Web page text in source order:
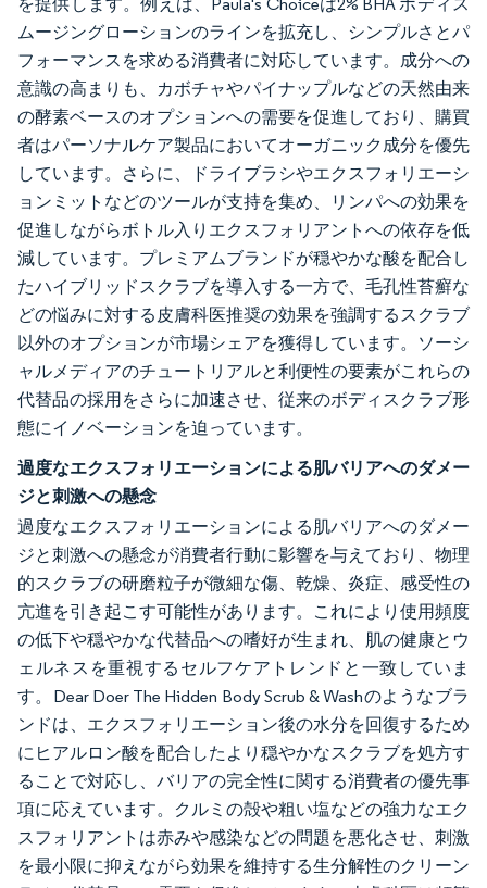
ムージングローションのラインを拡充し、シンプルさとパ
フォーマンスを求める消費者に対応しています。成分への
意識の高まりも、カボチャやパイナップルなどの天然由来
の酵素ベースのオプションへの需要を促進しており、購買
者はパーソナルケア製品においてオーガニック成分を優先
しています。さらに、ドライブラシやエクスフォリエーシ
ョンミットなどのツールが支持を集め、リンパへの効果を
促進しながらボトル入りエクスフォリアントへの依存を低
減しています。プレミアムブランドが穏やかな酸を配合し
たハイブリッドスクラブを導入する一方で、毛孔性苔癬な
どの悩みに対する皮膚科医推奨の効果を強調するスクラブ
以外のオプションが市場シェアを獲得しています。ソーシ
ャルメディアのチュートリアルと利便性の要素がこれらの
代替品の採用をさらに加速させ、従来のボディスクラブ形
態にイノベーションを迫っています。
過度なエクスフォリエーションによる肌バリアへのダメー
ジと刺激への懸念
過度なエクスフォリエーションによる肌バリアへのダメー
ジと刺激への懸念が消費者行動に影響を与えており、物理
的スクラブの研磨粒子が微細な傷、乾燥、炎症、感受性の
亢進を引き起こす可能性があります。これにより使用頻度
の低下や穏やかな代替品への嗜好が生まれ、肌の健康とウ
ェルネスを重視するセルフケアトレンドと一致していま
す。Dear Doer The Hidden Body Scrub & Washのようなブラ
ンドは、エクスフォリエーション後の水分を回復するため
にヒアルロン酸を配合したより穏やかなスクラブを処方す
ることで対応し、バリアの完全性に関する消費者の優先事
項に応えています。クルミの殻や粗い塩などの強力なエク
スフォリアントは赤みや感染などの問題を悪化させ、刺激
を最小限に抑えながら効果を維持する生分解性のクリーン